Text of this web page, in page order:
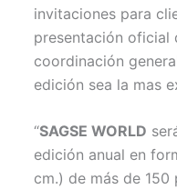
invitaciones para
presentación
coordinación
edición sea la mas
“SAGSE WORLD
edición anual en
cm.) de más de